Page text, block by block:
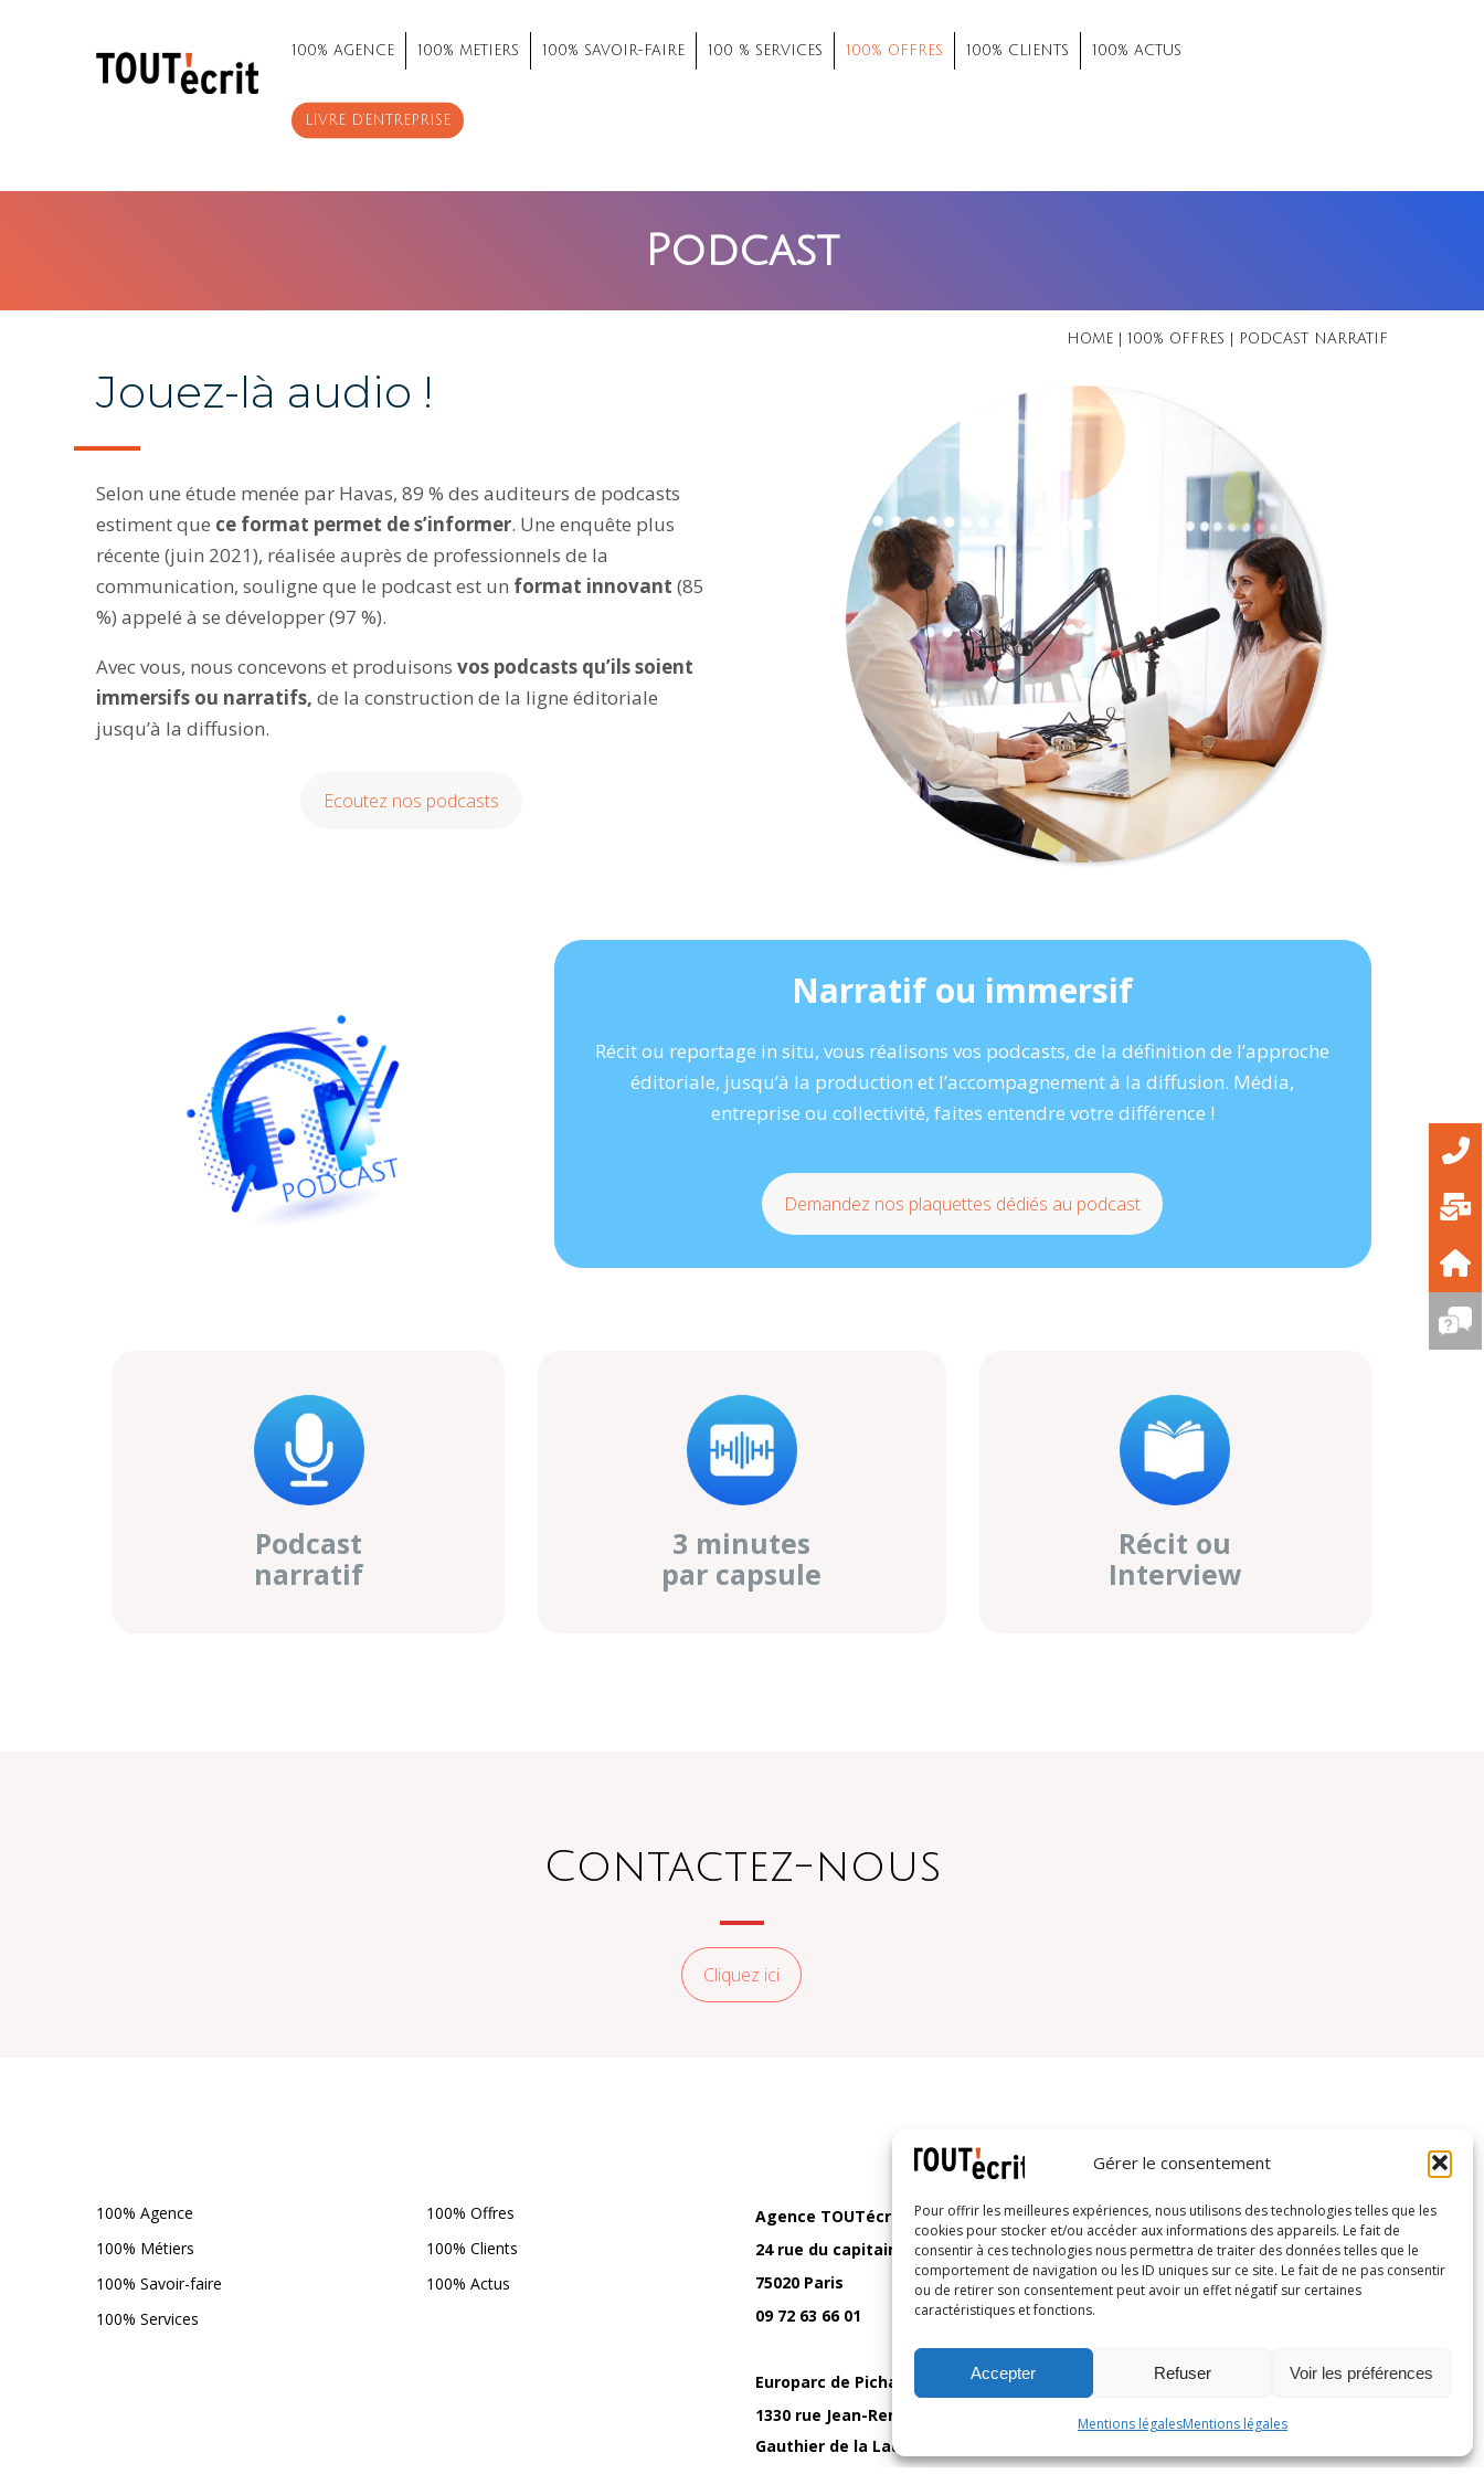
Gérer le consentement
Pour offrir les meilleures expériences, nous utilisons des technologies telles que les
cookies pour stocker et/ou accéder aux informations des appareils. Le fait de
consentir à ces technologies nous permettra de traiter des données telles que le
comportement de navigation ou les ID uniques sur ce site. Le fait de ne pas consentir
ou de retirer son consentement peut avoir un effet négatif sur certaines
caractéristiques et fonctions.
Accepter Refuser Voir les préférences
Mentions légalesMentions légales
100% AGENCE 100% METIERS 100% SAVOIR-FAIRE 100 % SERVICES 100% OFFRES 100% CLIENTS 100% ACTUS
LIVRE D’ENTREPRISE
Podcast
HOME| 100% OFFRES PODCAST NARRATIF
Jouez-là audio !
Selon une étude menée par Havas, 89 % des auditeurs de podcasts
estiment que ce format permet de s’informer. Une enquête plus
récente (juin 2021), réalisée auprès de professionnels de la
communication, souligne que le podcast est un format innovant (85
%) appelé à se développer (97 %).
Avec vous, nous concevons et produisonsvos podcasts qu’ils soient
immersifs ou narratifs,de la construction de la ligne éditoriale
jusqu’à la diffusion.
Ecoutez nos podcasts
Narratif ou immersif
Récit ou reportage in situ, vous réalisons vos podcasts, de la définition de l’approche
éditoriale, jusqu’à la production et l’accompagnement à la diffusion. Média,
entreprise ou collectivité, faites entendre votre différence !
Demandez nos plaquettes dédiés au podcast
Podcast
narratif
3 minutes
par capsule
Récit ou
Interview
Contactez-nous
Cliquez ici
100% Agence
100% Métiers
100% Savoir-faire
100% Services
100% Offres
100% Clients
100% Actus
Agence TOUTécrit
24 rue du capitaine Ferber
75020 Paris
09 72 63 66 01
Europarc de Pichaury
1330 rue Jean-René Guillebert
Gauthier de la Lauzière
Inscrivez-vous à notre newsletter
X LinkedIn